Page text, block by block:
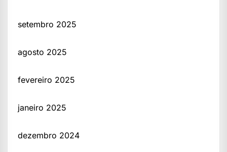
setembro 2025
agosto 2025
fevereiro 2025
janeiro 2025
dezembro 2024